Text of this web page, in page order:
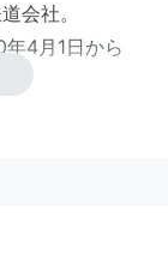
会社。
4月1日から